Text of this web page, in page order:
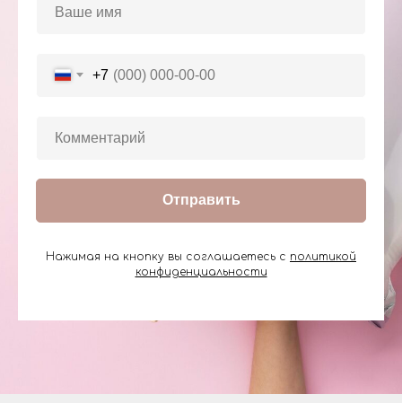
+7
Отправить
Нажимая на кнопку вы соглашаетесь с политикой
конфиденциальности